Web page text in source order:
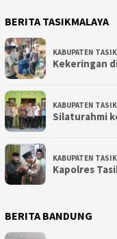
BERITA TASIKMALAYA
KABUPATEN
Kekeringan
KABUPATEN
Silaturahmi
KABUPATEN
Kapolres
BERITA BANDUNG